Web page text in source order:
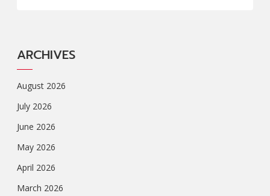
ARCHIVES
August 2026
July 2026
June 2026
May 2026
April 2026
March 2026